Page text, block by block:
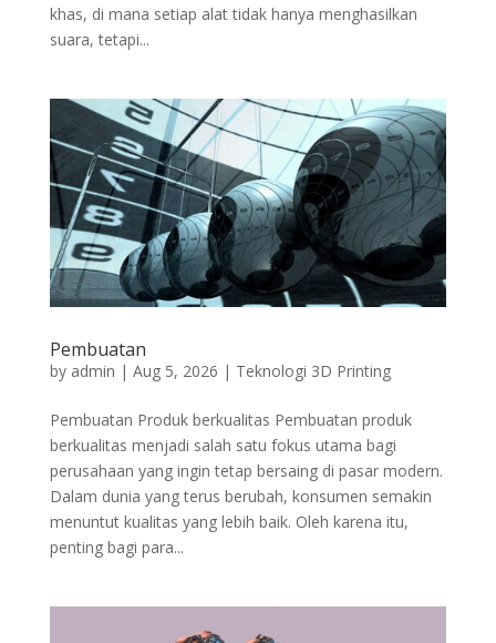
khas, di mana setiap alat tidak hanya menghasilkan
suara, tetapi...
Pembuatan
by admin | Aug 5, 2026 | Teknologi 3D Printing
Pembuatan Produk berkualitas Pembuatan produk
berkualitas menjadi salah satu fokus utama bagi
perusahaan yang ingin tetap bersaing di pasar modern.
Dalam dunia yang terus berubah, konsumen semakin
menuntut kualitas yang lebih baik. Oleh karena itu,
penting bagi para...